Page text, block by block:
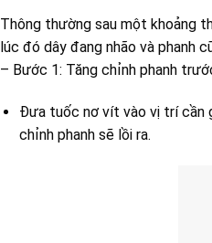
Thông thường sau một khoảng
lúc đó dây đang nhão và phanh
– Bước 1: Tăng chỉnh phanh
Đưa tuốc nơ vít vào vị trí cần
chỉnh phanh sẽ lồi ra.